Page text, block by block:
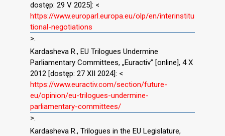
dostęp: 29 V 2025]: <
https://www.europarl.europa.eu/olp/en/interinstitu
tional-negotiations
>.
Kardasheva R., EU Trilogues Undermine
Parliamentary Committees, „Euractiv” [online], 4 X
2012 [dostęp: 27 XII 2024]: <
https://www.euractiv.com/section/future-
eu/opinion/eu-trilogues-undermine-
parliamentary-committees/
>.
Kardasheva R., Trilogues in the EU Legislature,